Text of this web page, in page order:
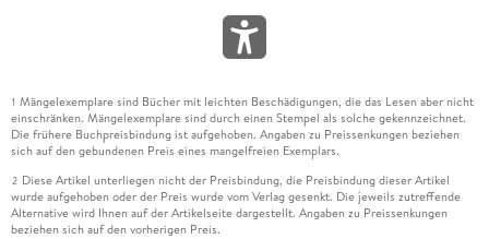
1 Mängelexemplare sind Bücher mit leichten Beschädigungen, die das Lesen aber nicht
einschränken. Mängelexemplare sind durch einen Stempel als solche gekennzeichnet.
Die frühere Buchpreisbindung ist aufgehoben. Angaben zu Preissenkungen beziehen
sich auf den gebundenen Preis eines mangelfreien Exemplars.
2 Diese Artikel unterliegen nicht der Preisbindung, die Preisbindung dieser Artikel
wurde aufgehoben oder der Preis wurde vom Verlag gesenkt. Die jeweils zutreffende
Alternative wird Ihnen auf der Artikelseite dargestellt. Angaben zu Preissenkungen
beziehen sich auf den vorherigen Preis.